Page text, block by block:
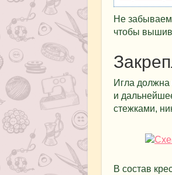
Не забываем
чтобы
Игла должна
и
стежками,
В состав